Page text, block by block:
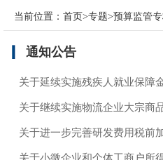
当前位置： 首页>专题>预算监管
通知公告
关于延续实施残疾人就业保障
关于继续实施物流企业大宗商
关于进一步完善研发费用税前